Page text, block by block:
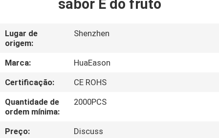
SOBRE
NÓS
EXCURSÃO
DA
FÁBRICA
sabor E do fruto
Lugar de
origem:
Shenzhen
Marca:
HuaEason
Certificação:
CE ROHS
Quantidade de
ordem mínima:
2000PCS
Preço:
Discuss